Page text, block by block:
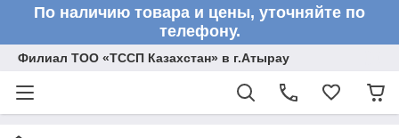
По наличию товара и цены, уточняйте по
телефону.
Филиал ТОО «ТССП Казахстан» в г.Атырау